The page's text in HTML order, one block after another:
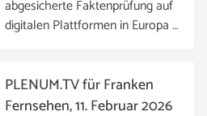
abgesicherte Faktenprüfung auf
digitalen Plattformen in Europa …
PLENUM.TV für Franken
Fernsehen, 11. Februar 2026